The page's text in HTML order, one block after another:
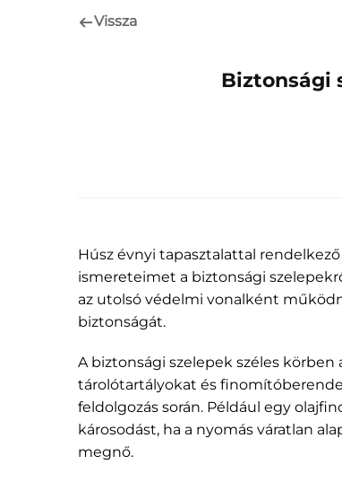
Vissza
Biztonsági
Húsz évnyi tapasztalattal
ismereteimet a biztonsági
az utolsó védelmi vonalként
biztonságát.
A biztonsági szelepek széles
tárolótartályokat és
feldolgozás során. Például egy
károsodást, ha a nyomás váratlan
megnő.